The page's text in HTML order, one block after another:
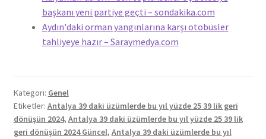
başkanı yeni partiye geçti – sondakika.com
Aydın'daki orman yangınlarına karşı otobüsler
tahliyeye hazır – Saraymedya.com
Kategori: Genel
Etiketler: Antalya 39 daki üzümlerde bu yıl yüzde 25 39 lik geri
dönüşün 2024, Antalya 39 daki üzümlerde bu yıl yüzde 25 39 lik
geri dönüşün 2024 Güncel, Antalya 39 daki üzümlerde bu yıl